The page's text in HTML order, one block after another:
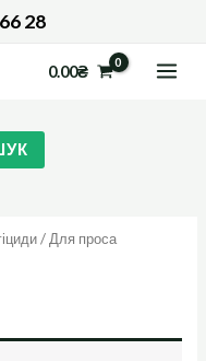
28
0.00₴
/ Для проса